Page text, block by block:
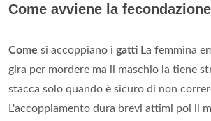
Come avviene la
Come si accoppiano i gatti La femmina
gira per mordere ma il maschio la tiene
stacca solo quando è sicuro di non
L'accoppiamento dura brevi attimi poi il